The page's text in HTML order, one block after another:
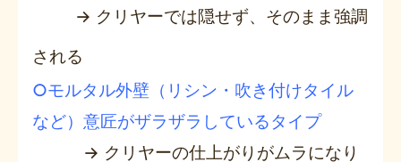
→ クリヤーでは隠せず、そのまま強調
される
○モルタル外壁（リシン・吹き付けタイル
など） 意匠がザラザラしているタイプ
→ クリヤーの仕上がりがムラになり